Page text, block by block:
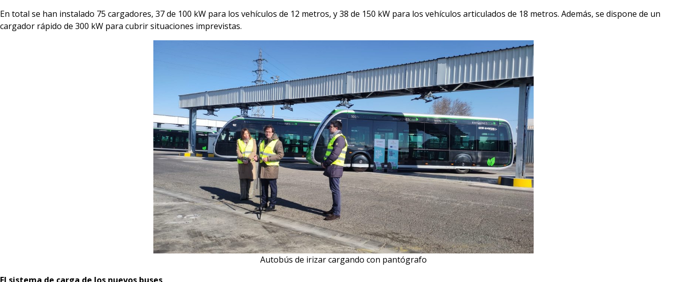
En total se han instalado 75 cargadores, 37 de 100 kW para los vehículos de 12 metros, y 38 de 150 kW para los vehículos articulados de 18 metros. Además, se dispone de un
cargador rápido de 300 kW para cubrir situaciones imprevistas.
Autobús de irizar cargando con pantógrafo